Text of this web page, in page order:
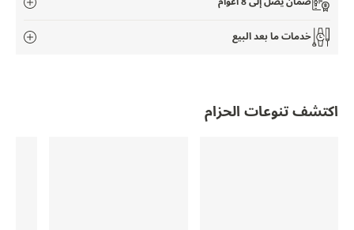
THE SOUND MAKER
STELLAR ODYSSEY
اطّلع على جميع الفعاليات
خدمات ما بعد البيع
اكتشف تنوعات الحزام